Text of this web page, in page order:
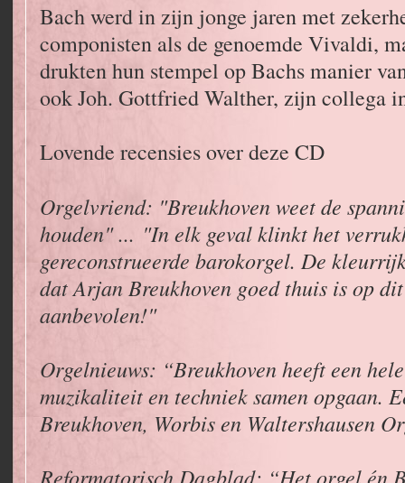
Bach werd in zijn jonge jaren met
componisten als de genoemde Vivaldi,
drukten hun stempel op Bachs manier
ook Joh. Gottfried Walther, zijn collega
Lovende recensies over deze CD
Orgelvriend: "Breukhoven weet de
houden" ... "In elk geval klinkt het
gereconstrueerde barokorgel. De
dat Arjan Breukhoven goed thuis is op
aanbevolen!"
Orgelnieuws: “Breukhoven heeft een
muzikaliteit en techniek samen opgaan.
Breukhoven, Worbis en Waltershausen
Reformatorisch Dagblad: “Het orgel én